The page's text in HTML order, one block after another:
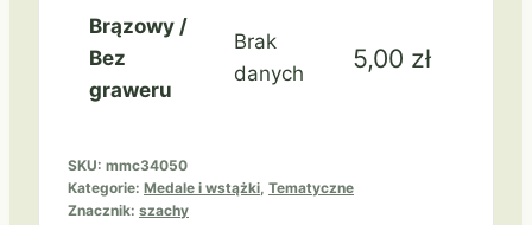
Brązowy /
Bez
graweru
Brak
danych
5,00 zł
SKU: mmc34050
Kategorie: Medale i wstążki Tematyczne
Znacznik: szachy